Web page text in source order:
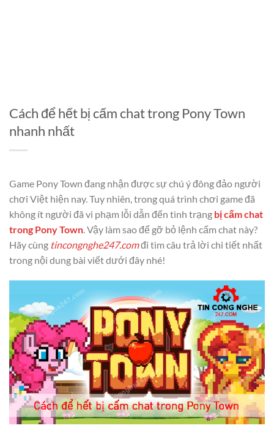
Cách để hết bị cấm chat trong Pony Town
nhanh nhất
Game Pony Town đang nhận được sự chú ý đông đảo người
chơi Việt hiện nay. Tuy nhiên, trong quá trình chơi game đã
không ít người đã vi phạm lỗi dẫn đến tình trạng bị cấm chat
trong Pony Town. Vậy làm sao để gỡ bỏ lệnh cấm chat này?
Hãy cùng tincongnghe247.comđi tìm câu trả lời chi tiết nhất
trong nội dung bài viết dưới đây nhé!